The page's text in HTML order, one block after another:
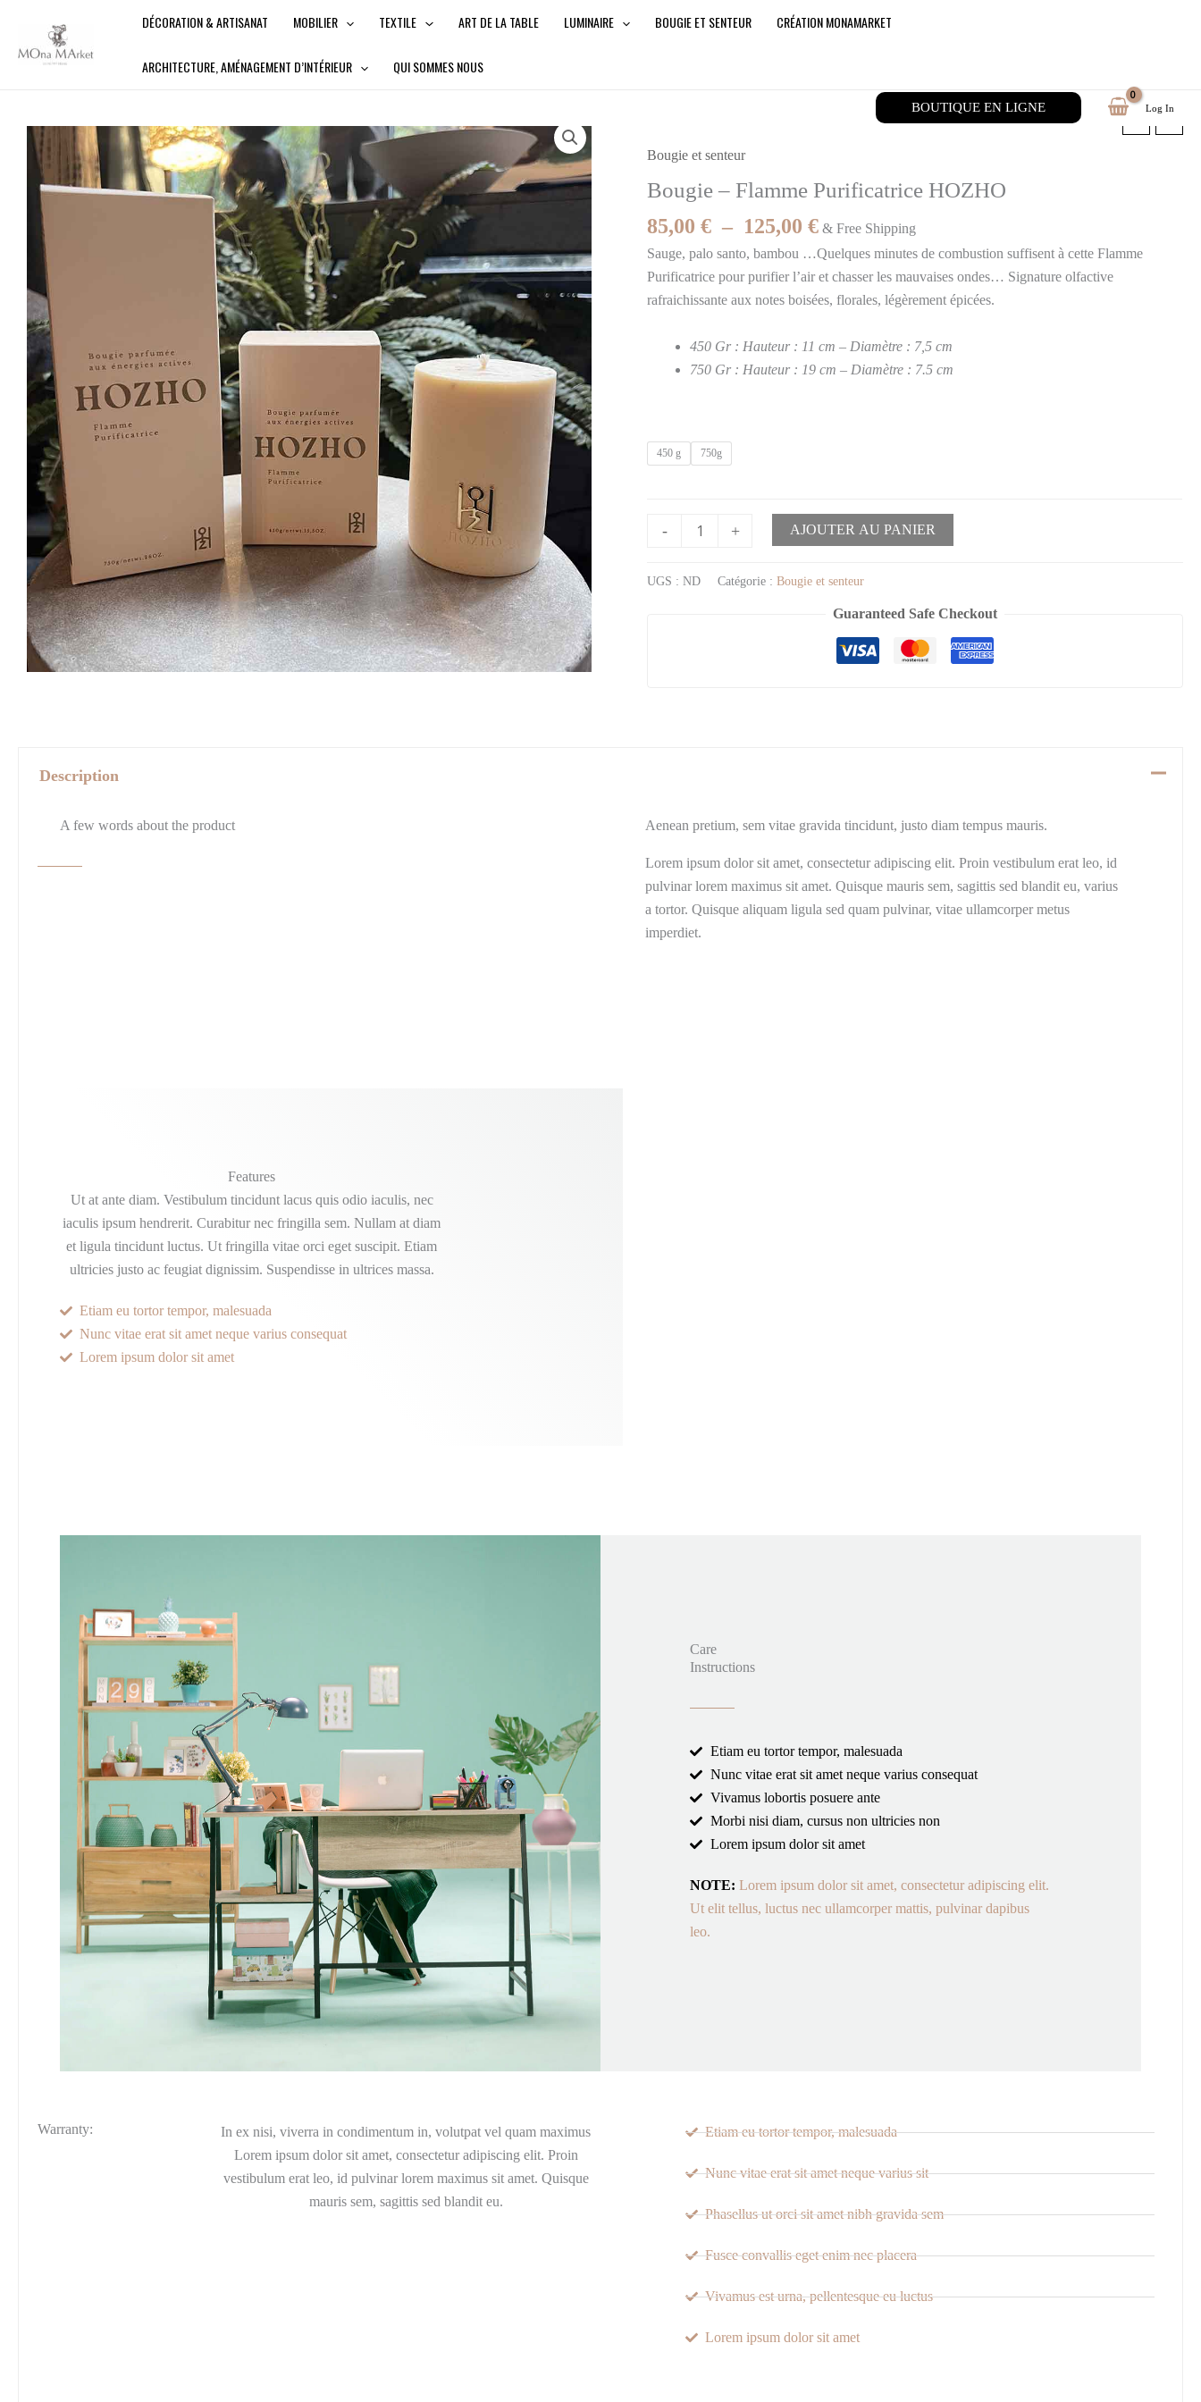
contenu
DÉCORATION & ARTISANAT MOBILIER TEXTILE ART DE LA TABLE LUMINAIRE BOUGIE ET SENTEUR CRÉATION MONAMARKET
ARCHITECTURE, AMÉNAGEMENT D’INTÉRIEUR QUI SOMMES NOUS
BOUTIQUE EN LIGNE Log In
/ Bougie – Flamme Purificatrice HOZHO
Bougie et senteur
Bougie – Flamme Purificatrice HOZHO
85,00€ – 125,00€
85,00 €
125,00 €
& Free Shipping
Sauge, palo santo, bambou …Quelques minutes de combustion suffisent à cette Flamme
Purificatrice pour purifier l’air et chasser les mauvaises ondes… Signature olfactive
rafraichissante aux notes boisées, florales, légèrement épicées.
450 Gr : Hauteur : 11 cm – Diamètre : 7,5 cm
750 Gr : Hauteur : 19 cm – Diamètre : 7.5 cm
450 g 750g
-
Bougie
-
Purificatrice
HOZHO
+ AJOUTER AU PANIER
UGS :ND Catégorie :Bougie et senteur
Guaranteed Safe Checkout
Description
A few words about the product Aenean pretium, sem vitae gravida tincidunt, justo diam tempus mauris.
Lorem ipsum dolor sit amet, consectetur adipiscing elit. Proin vestibulum erat leo, id
pulvinar lorem maximus sit amet. Quisque mauris sem, sagittis sed blandit eu, varius
a tortor. Quisque aliquam ligula sed quam pulvinar, vitae ullamcorper metus
imperdiet.
Features
Ut at ante diam. Vestibulum tincidunt lacus quis odio iaculis, nec
iaculis ipsum hendrerit. Curabitur nec fringilla sem. Nullam at diam
et ligula tincidunt luctus. Ut fringilla vitae orci eget suscipit. Etiam
ultricies justo ac feugiat dignissim. Suspendisse in ultrices massa.
Etiam eu tortor tempor, malesuada
Nunc vitae erat sit amet neque varius consequat
Lorem ipsum dolor sit amet
Care
Instructions
Etiam eu tortor tempor, malesuada
Nunc vitae erat sit amet neque varius consequat
Vivamus lobortis posuere ante
Morbi nisi diam, cursus non ultricies non
Lorem ipsum dolor sit amet
NOTE: Lorem ipsum dolor sit amet, consectetur adipiscing elit.
Ut elit tellus, luctus nec ullamcorper mattis, pulvinar dapibus
leo.
Warranty:
In ex nisi, viverra in condimentum in, volutpat vel quam maximus
Lorem ipsum dolor sit amet, consectetur adipiscing elit. Proin
vestibulum erat leo, id pulvinar lorem maximus sit amet. Quisque
mauris sem, sagittis sed blandit eu.
Etiam eu tortor tempor, malesuada
Nunc vitae erat sit amet neque varius sit
Phasellus ut orci sit amet nibh gravida sem
Fusce convallis eget enim nec placera
Vivamus est urna, pellentesque eu luctus
Lorem ipsum dolor sit amet